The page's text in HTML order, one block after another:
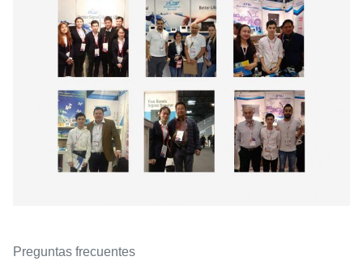
Preguntas frecuentes